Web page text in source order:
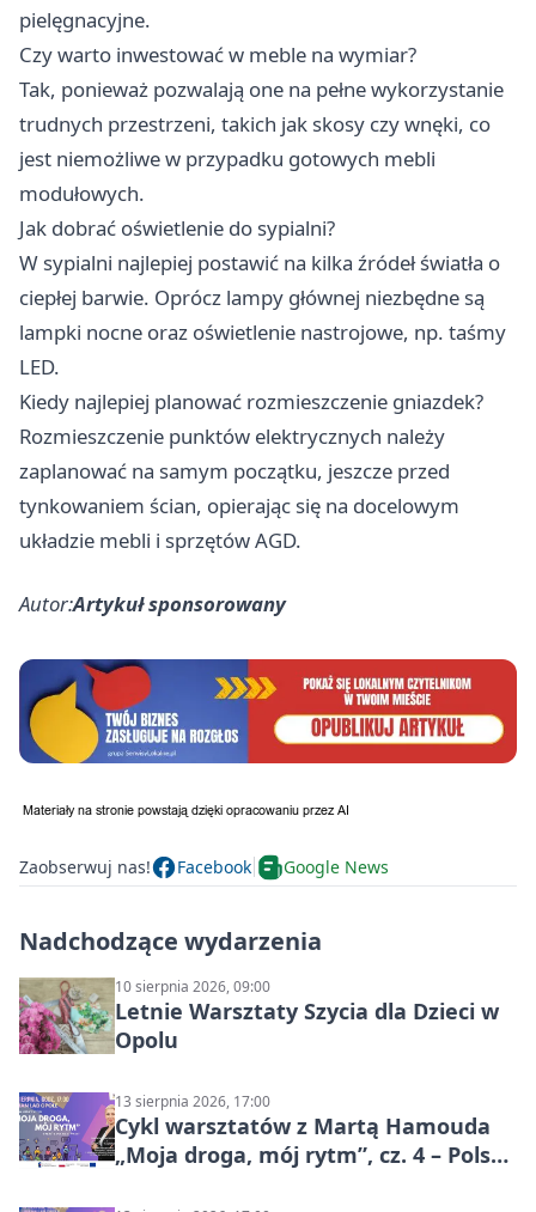
pielęgnacyjne.
Czy warto inwestować w meble na wymiar?
Tak, ponieważ pozwalają one na pełne wykorzystanie
trudnych przestrzeni, takich jak skosy czy wnęki, co
jest niemożliwe w przypadku gotowych mebli
modułowych.
Jak dobrać oświetlenie do sypialni?
W sypialni najlepiej postawić na kilka źródeł światła o
ciepłej barwie. Oprócz lampy głównej niezbędne są
lampki nocne oraz oświetlenie nastrojowe, np. taśmy
LED.
Kiedy najlepiej planować rozmieszczenie gniazdek?
Rozmieszczenie punktów elektrycznych należy
zaplanować na samym początku, jeszcze przed
tynkowaniem ścian, opierając się na docelowym
układzie mebli i sprzętów AGD.
Autor:Artykuł sponsorowany
Zaobserwuj nas! Facebook Google News
Nadchodzące wydarzenia
10 sierpnia 2026, 09:00
Letnie Warsztaty Szycia dla Dzieci w
Opolu
13 sierpnia 2026, 17:00
Cykl warsztatów z Martą Hamouda
„Moja droga, mój rytm”, cz. 4 – Polska